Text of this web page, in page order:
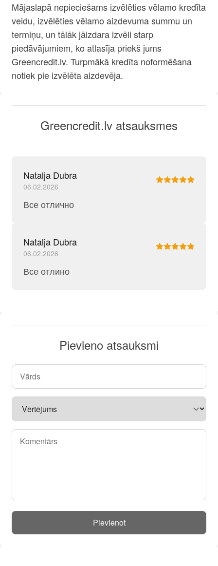
Mājaslapā nepieciešams izvēlēties vēlamo kredīta
veidu, izvēlēties vēlamo aizdevuma summu un
termiņu, un tālāk jāizdara izvēli starp
piedāvājumiem, ko atlasīja priekš jums
Greencredit.lv. Turpmākā kredīta noformēšana
notiek pie izvēlēta aizdevēja.
Greencredit.lv atsauksmes
Natalja Dubra
06.02.2026
Все отлично
Natalja Dubra
06.02.2026
Все отлино
Pievieno atsauksmi
Pievienot